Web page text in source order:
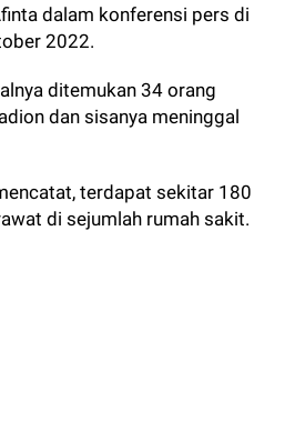
dalam konferensi pers di
2022.
ditemukan 34 orang
dan sisanya meninggal
terdapat sekitar 180
di sejumlah rumah sakit.